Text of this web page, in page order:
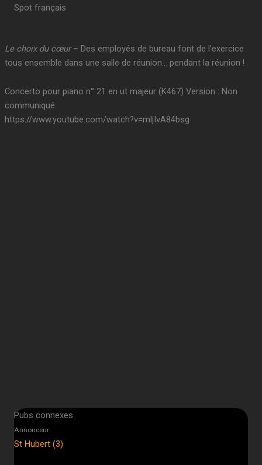
Spot français
Le choix du cœur– Des employés de bureau font de l’exercice
tous ensemble dans une salle de réunion… pendant la réunion !
Concerto pour piano n° 21 en ut majeur (K467) Version : Non
communiqué
https://www.youtube.com/watch?v=mljIvA84bsg
Pubs connexes
Annonceur
St Hubert (3)